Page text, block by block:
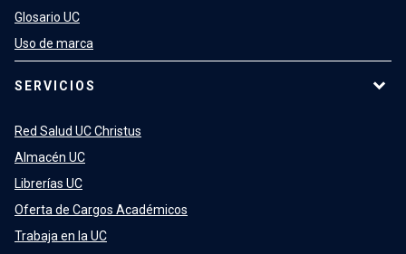
Glosario UC
Uso de marca
SERVICIOS
Red Salud UC Christus
Almacén UC
Librerías UC
Oferta de Cargos Académicos
Trabaja en la UC